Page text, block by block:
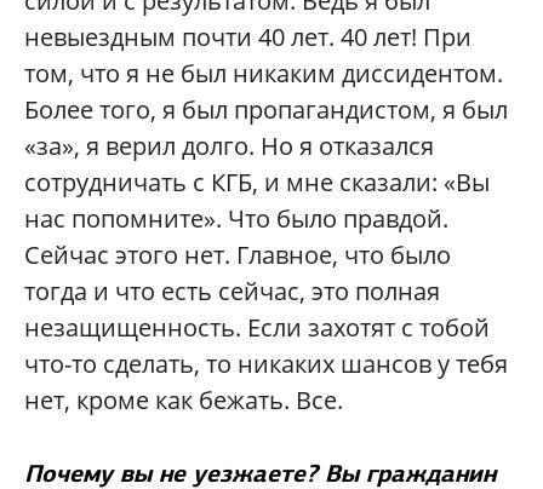
невыездным почти 40 лет. 40 лет! При
том, что я не был никаким диссидентом.
Более того, я был пропагандистом, я был
«за», я верил долго. Но я отказался
сотрудничать с КГБ, и мне сказали: «Вы
нас попомните». Что было правдой.
Сейчас этого нет. Главное, что было
тогда и что есть сейчас, это полная
незащищенность. Если захотят с тобой
что-то сделать, то никаких шансов у тебя
нет, кроме как бежать. Все.
Почему вы не уезжаете? Вы гражданин